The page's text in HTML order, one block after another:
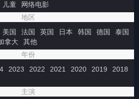
儿童
网络电影
地区
美国 法国 英国 日本 韩国 德国
泰国
拿大
其他
年份
2023 2022 2021 2020 2019
2018
主演